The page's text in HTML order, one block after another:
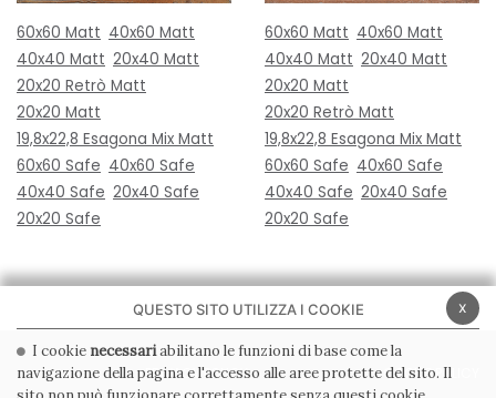
60x60 Matt 40x60 Matt
40x40 Matt 20x40 Matt
20x20 Retrò Matt
20x20 Matt
19,8x22,8 Esagona Mix Matt
60x60 Safe 40x60 Safe
40x40 Safe 20x40 Safe
20x20 Safe
60x60 Matt 40x60 Matt
40x40 Matt 20x40 Matt
20x20 Matt
20x20 Retrò Matt
19,8x22,8 Esagona Mix Matt
60x60 Safe 40x60 Safe
40x40 Safe 20x40 Safe
20x20 Safe
PRIVACY POLICY COOKIE POLICY
x
QUESTO SITO UTILIZZA I COOKIE
I cookie necessariabilitano le funzioni di base come la
navigazione della pagina e l'accesso alle aree protette del sito. Il